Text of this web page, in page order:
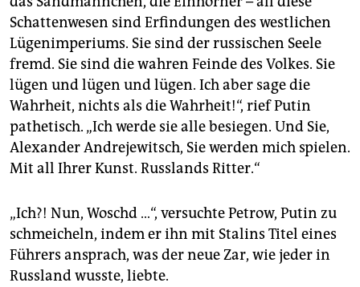
Schattenwesen sind Erfindungen des westlichen
Lügenimperiums. Sie sind der russischen Seele
fremd. Sie sind die wahren Feinde des Volkes. Sie
lügen und lügen und lügen. Ich aber sage die
Wahrheit, nichts als die Wahrheit!“, rief Putin
pathetisch. „Ich werde sie alle besiegen. Und Sie,
Alexander Andrejewitsch, Sie werden mich spielen.
Mit all Ihrer Kunst. Russlands Ritter.“
„Ich?! Nun, Woschd …“, versuchte Petrow, Putin zu
schmeicheln, indem er ihn mit Stalins Titel eines
Führers ansprach, was der neue Zar, wie jeder in
Russland wusste, liebte.